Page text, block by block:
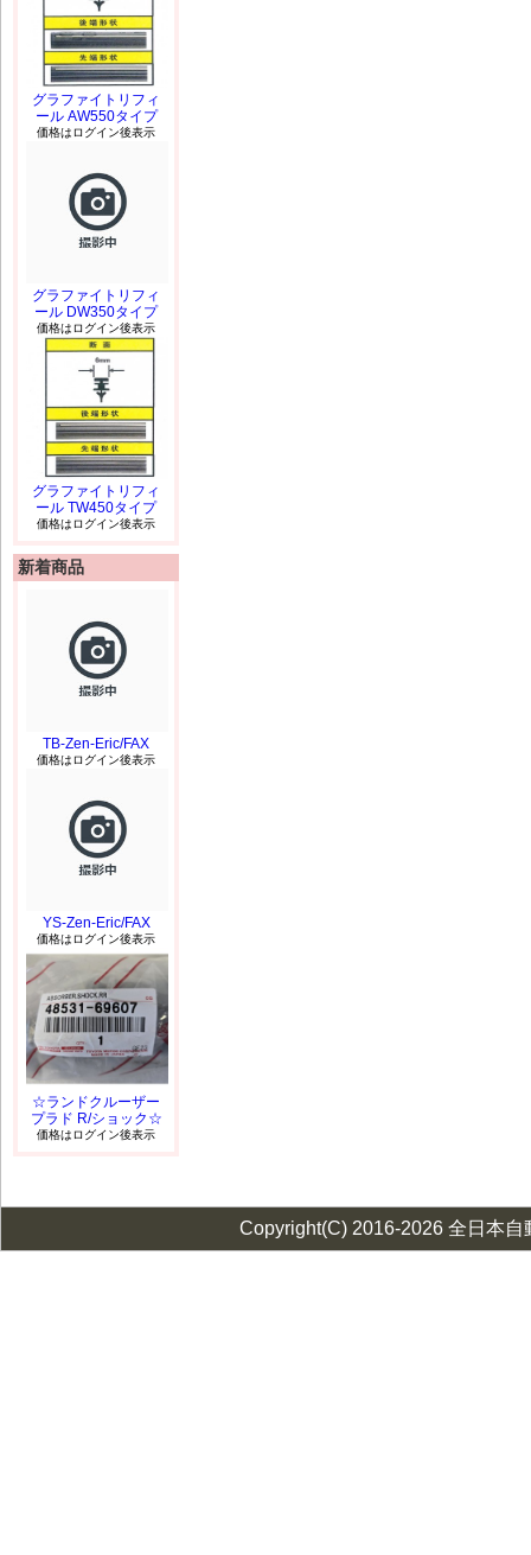
グラファイトリフィ
ール AW550タイプ
価格はログイン後表示
グラファイトリフィ
ール DW350タイプ
価格はログイン後表示
グラファイトリフィ
ール TW450タイプ
価格はログイン後表示
新着商品
TB-Zen-Eric/FAX
価格はログイン後表示
YS-Zen-Eric/FAX
価格はログイン後表示
☆ランドクルーザー
プラド R/ショック☆
価格はログイン後表示
Copyright(C) 2016-2026 全日本